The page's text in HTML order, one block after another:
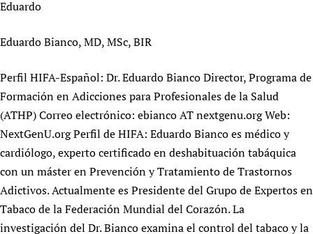
Eduardo
Eduardo Bianco, MD, MSc, BIR
Perfil HIFA-Español: Dr. Eduardo Bianco Director, Programa de
Formación en Adicciones para Profesionales de la Salud
(ATHP) Correo electrónico: ebianco AT nextgenu.org Web:
NextGenU.org Perfil de HIFA: Eduardo Bianco es médico y
cardiólogo, experto certificado en deshabituación tabáquica
con un máster en Prevención y Tratamiento de Trastornos
Adictivos. Actualmente es Presidente del Grupo de Expertos en
Tabaco de la Federación Mundial del Corazón. La
investigación del Dr. Bianco examina el control del tabaco y la